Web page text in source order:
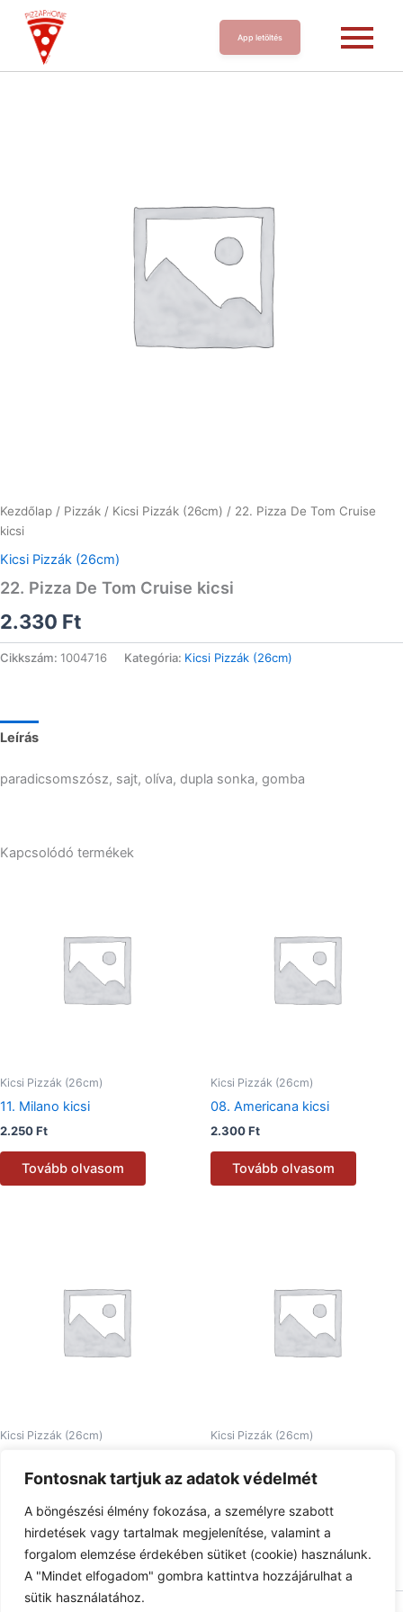
Fontosnak tartjuk az adatok védelmét
A böngészési élmény fokozása, a személyre szabott
hirdetések vagy tartalmak megjelenítése, valamint a
forgalom elemzése érdekében sütiket (cookie) használunk.
A "Mindet elfogadom" gombra kattintva hozzájárulhat a
sütik használatához.
App letöltés
Kezdőlap / Pizzák / Kicsi Pizzák (26cm) / 22. Pizza De Tom Cruise
kicsi
Kicsi Pizzák (26cm)
22. Pizza De Tom Cruise kicsi
2.330 Ft
Cikkszám: 1004716 Kategória: Kicsi Pizzák (26cm)
Leírás
paradicsomszósz, sajt, olíva, dupla sonka, gomba
Kapcsolódó termékek
Kicsi Pizzák (26cm)
11. Milano kicsi
2.250Ft
Tovább olvasom
Kicsi Pizzák (26cm)
08. Americana kicsi
2.300Ft
Tovább olvasom
Kicsi Pizzák (26cm)
2.690Ft
Tovább olvasom
Kicsi Pizzák (26cm)
2.510Ft
Tovább olvasom